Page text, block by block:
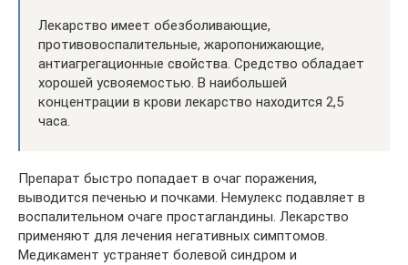
Лекарство имеет обезболивающие,
противовоспалительные, жаропонижающие,
антиагрегационные свойства. Средство обладает
хорошей усвояемостью. В наибольшей
концентрации в крови лекарство находится 2,5
часа.
Препарат быстро попадает в очаг поражения,
выводится печенью и почками. Немулекс подавляет в
воспалительном очаге простагландины. Лекарство
применяют для лечения негативных симптомов.
Медикамент устраняет болевой синдром и